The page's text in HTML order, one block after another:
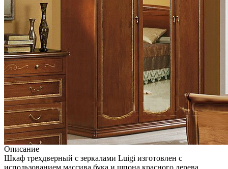
Описание
Шкаф трехдверный с зеркалами Luigi изготовлен с
использованием массива бука и шпона красного дерева